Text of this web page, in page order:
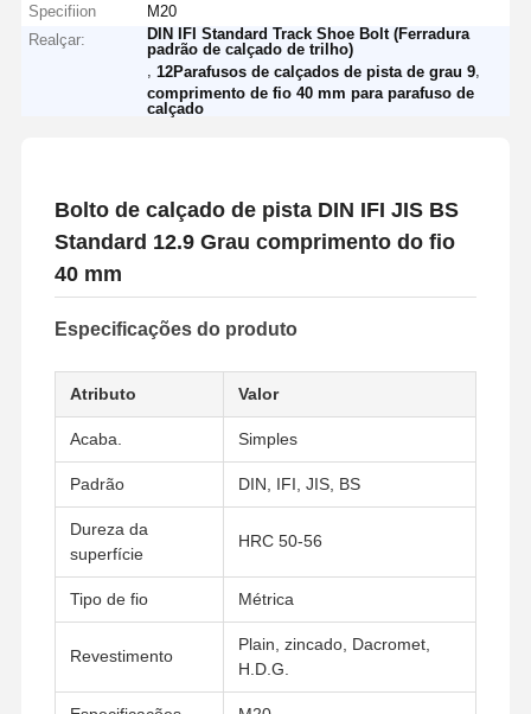
Specifiion
M20
Realçar:
DIN IFI Standard Track Shoe Bolt (Ferradura
padrão de calçado de trilho)
,12Parafusos de calçados de pista de grau 9
comprimento de fio 40 mm para parafuso de
calçado
Bolto de calçado de pista DIN IFI JIS BS
Standard 12.9 Grau comprimento do fio
40 mm
Especificações do produto
Atributo Valor
Acaba. Simples
Padrão DIN, IFI, JIS, BS
Dureza da
superfície
HRC 50-56
Tipo de fio Métrica
Revestimento
Plain, zincado, Dacromet,
H.D.G.